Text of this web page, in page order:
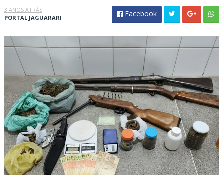
3 ANOS ATRÁS
PORTAL JAGUARARI
Facebook